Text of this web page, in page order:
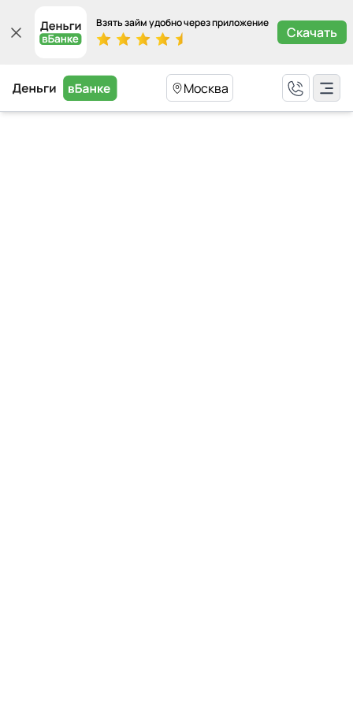
Взять займ удобно через приложение
Скачать
Москва